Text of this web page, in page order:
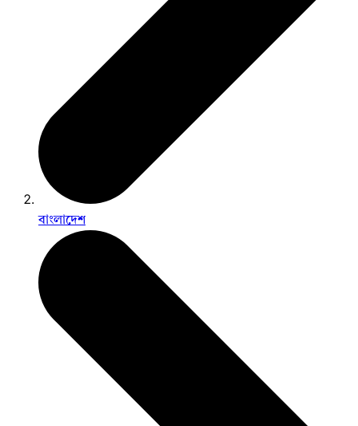
বাংলাদেশ